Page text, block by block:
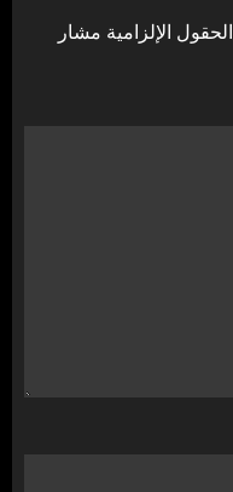
الحقول الإلزامية مشار